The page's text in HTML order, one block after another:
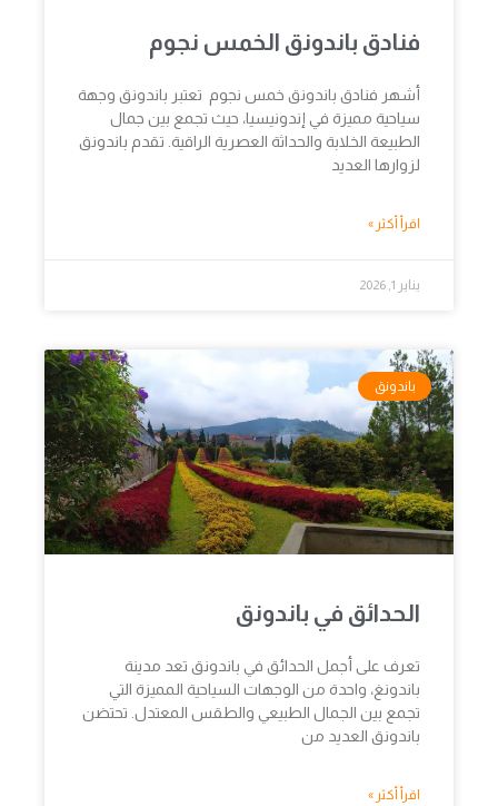
فنادق باندونق الخمس نجوم
أشهر فنادق باندونق خمس نجوم تعتبر باندونق وجهة
سياحية مميزة في إندونيسيا، حيث تجمع بين جمال
الطبيعة الخلابة والحداثة العصرية الراقية. تقدم باندونق
لزوارها العديد
اقرأ أكثر »
يناير 1, 2026
باندونق
الحدائق في باندونق
تعرف على أجمل الحدائق في باندونق تعد مدينة
باندونغ، واحدة من الوجهات السياحية المميزة التي
تجمع بين الجمال الطبيعي والطقس المعتدل. تحتضن
باندونق العديد من
اقرأ أكثر »